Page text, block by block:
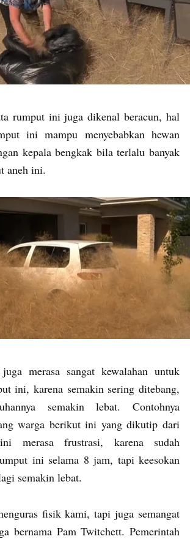
rumput ini juga dikenal beracun, hal
ini mampu menyebabkan hewan
kepala bengkak bila terlalu banyak
aneh ini.
merasa sangat kewalahan untuk
ini, karena semakin sering ditebang,
semakin lebat. Contohnya
warga berikut ini yang dikutip dari
merasa frustrasi, karena sudah
ini selama 8 jam, tapi keesokan
semakin lebat.
fisik kami, tapi juga semangat
bernama Pam Twitchett. Pemerintah